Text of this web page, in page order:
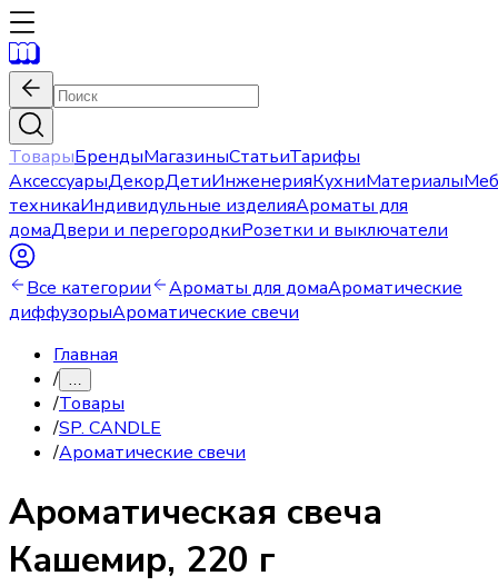
ТоварыБрендыМагазиныСтатьиТарифы
АксессуарыДекорДетиИнженерияКухниМатериалы
техникаИндивидульные изделияАроматы для
домаДвери и перегородкиРозетки и выключатели
Все категории Ароматы для домаАроматические
диффузорыАроматические свечи
Главная
/ …
/Товары
/SP. CANDLE
/Ароматические свечи
Ароматическая свеча
Кашемир, 220 г